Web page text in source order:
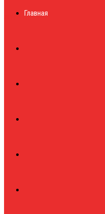
журналГлавная